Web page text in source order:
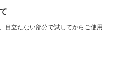
目立たない部分で試してからご使用